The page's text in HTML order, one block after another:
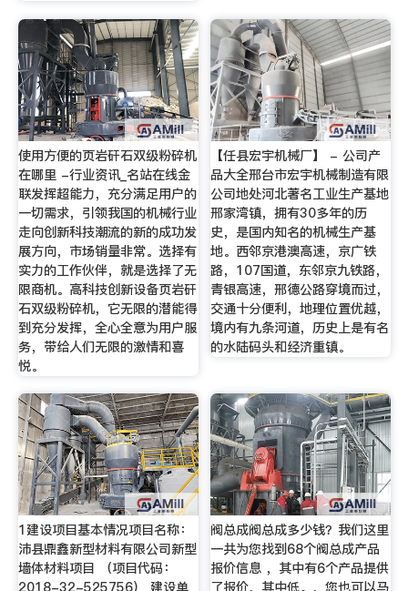
使用方便的页岩矸石双级粉碎机
在哪里 -行业资讯_名站在线金
联发挥超能力，充分满足用户的
一切需求，引领我国的机械行业
走向创新科技潮流的新的成功发
展方向，市场销量非常。选择有
实力的工作伙伴，就是选择了无
限商机。高科技创新设备页岩矸
石双级粉碎机，它无限的潜能得
到充分发挥，全心全意为用户服
务，带给人们无限的激情和喜
悦。
【任县宏宇机械厂】 - 公司产
品大全邢台市宏宇机械制造有限
公司地处河北著名工业生产基地
邢家湾镇，拥有30多年的历
史，是国内知名的机械生产基
地。西邻京港澳高速，京广铁
路，107国道，东邻京九铁路，
青银高速，邢德公路穿境而过，
交通十分便利，地理位置优越，
境内有九条河道，历史上是有名
的水陆码头和经济重镇。
1建设项目基本情况项目名称：
沛县鼎鑫新型材料有限公司新型
墙体材料项目 （项目代码：
2018-32-525756） 建设单
阀总成阀总成多少钱？我们这里
一共为您找到68个阀总成产品
报价信息 ，其中有6个产品提供
了报价，其中低。，您也可以马